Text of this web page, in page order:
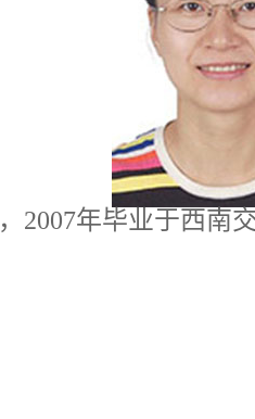
2007年毕业于西